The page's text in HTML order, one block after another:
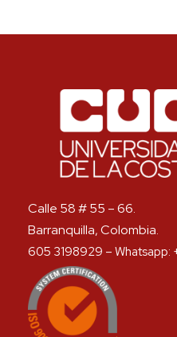
Calle 58 # 55 – 66.
Barranquilla, Colombia.
605 3198929 – Whatsapp: